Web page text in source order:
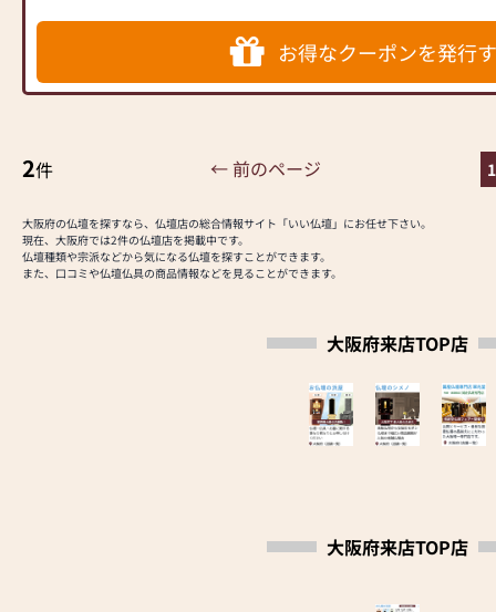
基以上を展示しております。
コンパクト仏壇 約50基・家具調仏壇 約50
基・唐木仏壇 約70基・金仏壇 約80基 展
取引協議会加盟店)
しく表示しております。
安心してお選びください。
ご購入後も安心してお祀り頂けます。(一部対象
シメノでは、ご納品させて頂いてからが、本当の
わかりやすい展示販売を心掛けています。全優仏（全国
アドバイザー」が丁寧に対応してくれるので初めてのお
す。お近くにお越しの際はぜひお立ち寄りください！
お得なクーポンを発行
2件 ← 前のページ 1
大阪府の仏壇を探すなら、仏壇店の総合情報サイト「いい仏壇」にお任せ下さい。
現在、大阪府では2件の仏壇店を掲載中です。
仏壇種類や宗派などから気になる仏壇を探すことができます。
また、口コミや仏壇仏具の商品情報などを見ることができます。
大阪府来店TOP店
大阪府来店TOP店